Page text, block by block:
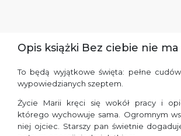
Opis książki Bez ciebie nie
To będą wyjątkowe święta: pełne
wypowiedzianych szeptem.
Życie Marii kręci się wokół pracy i
którego wychowuje sama. Ogromnym
niej ojciec. Starszy pan świetnie